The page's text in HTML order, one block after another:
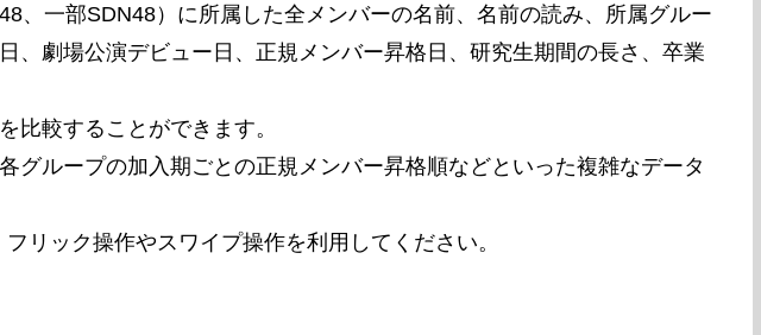
、一部SDN48）に所属した全メンバーの名前、名前の読み、所属グルー
劇場公演デビュー日、正規メンバー昇格日、研究生期間の長さ、卒業
比較することができます。
ループの加入期ごとの正規メンバー昇格順などといった複雑なデータ
リック操作やスワイプ操作を利用してください。